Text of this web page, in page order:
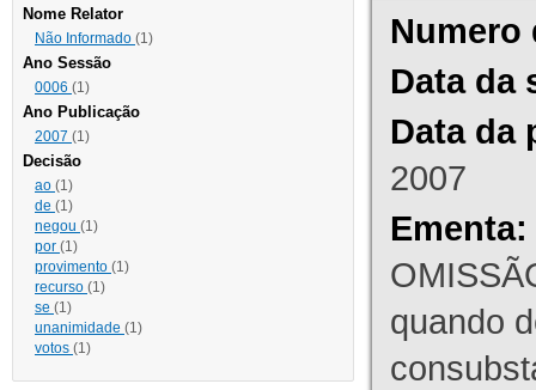
Nome Relator
Não Informado (1)
Ano Sessão
0006 (1)
Ano Publicação
2007 (1)
Decisão
ao (1)
de (1)
negou (1)
por (1)
provimento (1)
recurso (1)
se (1)
unanimidade (1)
votos (1)
Numero
Data da
Data da
2007
Ementa:
quando